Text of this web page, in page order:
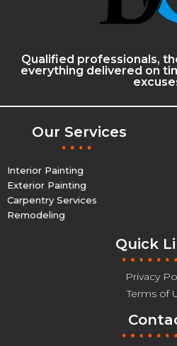
Qualified professionals,
everything delivered on
Our Services
Interior Painting
Exterior Painting
Carpentry Services
Remodeling
Quick
Privacy
Terms of